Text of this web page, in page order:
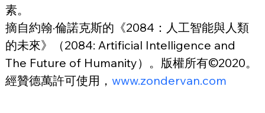
素。
摘自約翰·倫諾克斯的《2084：人工智能與人類
的未來》（2084: Artificial Intelligence and
The Future of Humanity）。版權所有©2020。
經贊德萬許可使用， www.zondervan.com